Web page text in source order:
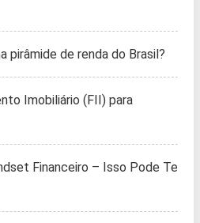
pirâmide de renda do Brasil?
Imobiliário (FII) para
Financeiro – Isso Pode Te